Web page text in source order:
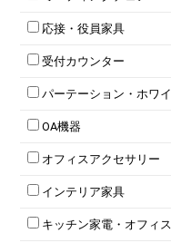
軽量ラック（スチール
収納家具その他
両開書庫
ラテラル書庫
4人用ロッカー
5人用ロッカー
8人用ロッカー
多人数ロッカー
ダイヤル錠ロッカー
ダイヤル錠ロッカー
ワードローブ・クロー
スタッキングテーブル
ネスティングテーブル
幕板付テーブル
カウンターテーブル
T字脚テーブル
会議テーブルW1200～
会議テーブルW1800～
平行スタックテーブル
会議テーブルその他
キャスター付きミー
スタッキングミーティ
テーブル付きミーテ
ネスティングミーティ
折りたたみミーティ
ハイチェア
ミーティングチェアそ
応接・役員家具
応接セット
応接ソファ
応接チェア
応接テーブル
応接・役員家具その他
受付カウンター
ローカウンター
ラウンジカウンター
受付カウンターその他
パーテーション・ホワ
パーテーション
自立タイプパーテーシ
パーテーションその他
脚付ホワイトボード
壁掛けホワイトボード
ホワイトボードその他
OA機器
電話機（ビジネスフォ
シュレッダー
プロジェクター
スクリーン
オフィスアクセサリー
チェア用台車
演台・講演台・演説台
防音パネル
個室ブース
インテリア家具
モールドチェア
ダイニングチェア
キッチン家電・オフィ